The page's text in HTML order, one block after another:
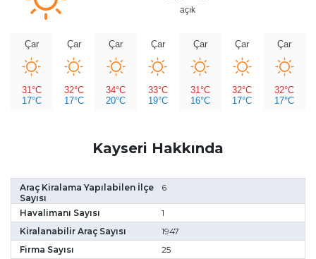
açık
Çar
31°C
17°C
Çar
32°C
17°C
Çar
34°C
20°C
Çar
33°C
19°C
Çar
31°C
16°C
Çar
32°C
17°C
Çar
32°C
17°C
Kayseri Hakkında
Araç Kiralama Yapılabilen İlçe
Sayısı
6
Havalimanı Sayısı
1
Kiralanabilir Araç Sayısı
1947
Firma Sayısı
25